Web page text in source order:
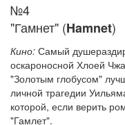
№4
"Гамнет" (Hamnet)
Кино: Самый
оскароносной Хлоей
"Золотым глобусом"
личной трагедии
которой, если верить
"Гамлет".